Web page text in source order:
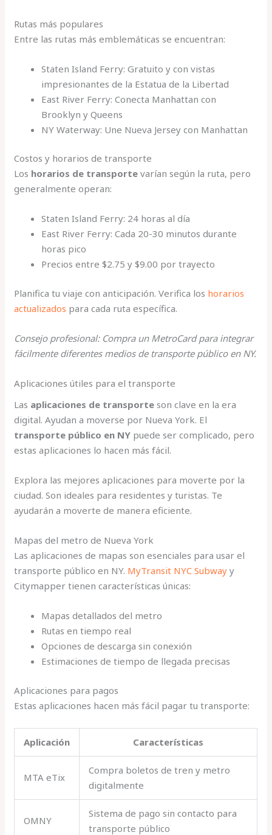
Rutas más populares
Entre las rutas más emblemáticas se encuentran:
Staten Island Ferry: Gratuito y con vistas
impresionantes de la Estatua de la Libertad
East River Ferry: Conecta Manhattan con
Brooklyn y Queens
NY Waterway: Une Nueva Jersey con Manhattan
Costos y horarios de transporte
Los horarios de transporte varían según la ruta, pero
generalmente operan:
Staten Island Ferry: 24 horas al día
East River Ferry: Cada 20-30 minutos durante
horas pico
Precios entre $2.75 y $9.00 por trayecto
Planifica tu viaje con anticipación. Verifica los horarios
actualizados para cada ruta específica.
Consejo profesional: Compra un MetroCard para integrar
fácilmente diferentes medios de transporte público en NY.
Aplicaciones útiles para el transporte
Las aplicaciones de transporte son clave en la era
digital. Ayudan a moverse por Nueva York. El
transporte público en NY puede ser complicado, pero
estas aplicaciones lo hacen más fácil.
Explora las mejores aplicaciones para moverte por la
ciudad. Son ideales para residentes y turistas. Te
ayudarán a moverte de manera eficiente.
Mapas del metro de Nueva York
Las aplicaciones de mapas son esenciales para usar el
transporte público en NY. MyTransit NYC Subway y
Citymapper tienen características únicas:
Mapas detallados del metro
Rutas en tiempo real
Opciones de descarga sin conexión
Estimaciones de tiempo de llegada precisas
Aplicaciones para pagos
Estas aplicaciones hacen más fácil pagar tu transporte:
Aplicación Características
MTA eTix
Compra boletos de tren y metro
digitalmente
OMNY
Sistema de pago sin contacto para
transporte público